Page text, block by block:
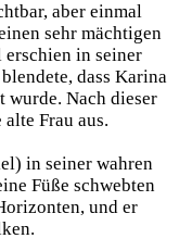
aber einmal
sehr mächtigen
in seiner
dass Karina
wurde. Nach dieser
Frau aus.
in seiner wahren
Füße schwebten
und er